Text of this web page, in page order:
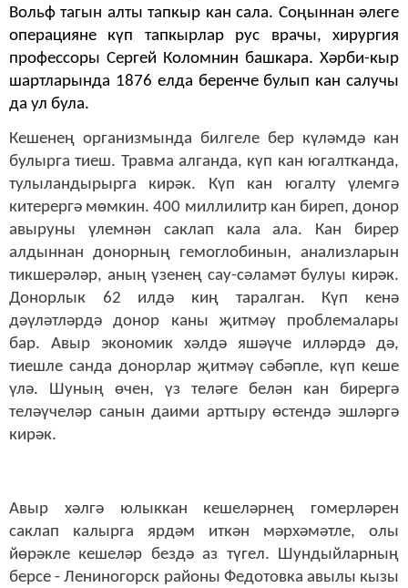
Вольф тагын алты тапкыр кан сала. Соңыннан әлеге
операцияне күп тапкырлар рус врачы, хирургия
профессоры Сергей Коломнин башкара. Хәрби-кыр
шартларында 1876 елда беренче булып кан салучы
да ул була.
Кешенең организмында билгеле бер күләмдә кан
булырга тиеш. Травма алганда, күп кан югалтканда,
тулыландырырга кирәк. Күп кан югалту үлемгә
китерергә мөмкин. 400 миллилитр кан биреп, донор
авыруны үлемнән саклап кала ала. Кан бирер
алдыннан донорның гемоглобинын, анализларын
тикшерәләр, аның үзенең сау-сәламәт булуы кирәк.
Донорлык 62 илдә киң таралган. Күп кенә
дәүләтләрдә донор каны җитмәү проблемалары
бар. Авыр экономик хәлдә яшәүче илләрдә дә,
тиешле санда донорлар җитмәү сәбәпле, күп кеше
үлә. Шуның өчен, үз теләге белән кан бирергә
теләүчеләр санын даими арттыру өстендә эшләргә
кирәк.
Авыр хәлгә юлыккан кешеләрнең гомерләрен
саклап калырга ярдәм иткән мәрхәмәтле, олы
йөрәкле кешеләр бездә аз түгел. Шундыйларның
берсе - Лениногорск районы Федотовка авылы кызы